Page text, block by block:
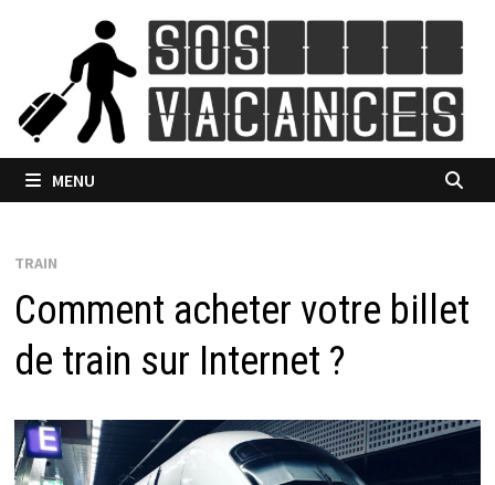
MENU
TRAIN
Comment acheter votre billet
de train sur Internet ?